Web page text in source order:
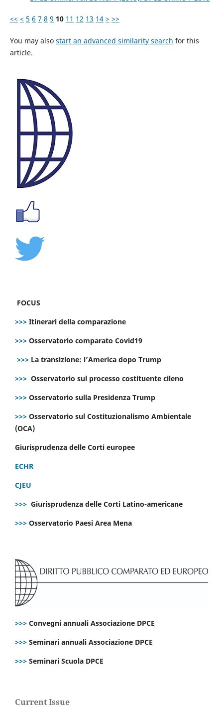
<< < 5 6 7 8 9 10 11 12 13 14 > >>
You may also start an advanced similarity search for this
article.
FOCUS
>>> Itinerari della comparazione
>>> Osservatorio comparato Covid19
>>> La transizione: l’America dopo Trump
>>> Osservatorio sul processo costituente cileno
>>> Osservatorio sulla Presidenza Trump
>>> Osservatorio sul Costituzionalismo Ambientale
(OCA)
Giurisprudenza delle Corti europee
ECHR
CJEU
>>> Giurisprudenza delle Corti Latino-americane
>>> Osservatorio Paesi Area Mena
>>> Convegni annuali Associazione DPCE
>>> Seminari annuali Associazione DPCE
>>> Seminari Scuola DPCE
Current Issue